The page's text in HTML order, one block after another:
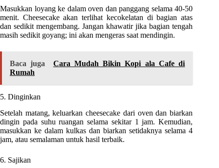
Masukkan loyang ke dalam oven dan panggang selama 40-50
menit. Cheesecake akan terlihat kecokelatan di bagian atas
dan sedikit mengembang. Jangan khawatir jika bagian tengah
masih sedikit goyang; ini akan mengeras saat mendingin.
Baca juga
Cara Mudah Bikin Kopi ala Cafe di
Rumah
5. Dinginkan
Setelah matang, keluarkan cheesecake dari oven dan biarkan
dingin pada suhu ruangan selama sekitar 1 jam. Kemudian,
masukkan ke dalam kulkas dan biarkan setidaknya selama 4
jam, atau semalaman untuk hasil terbaik.
6. Sajikan